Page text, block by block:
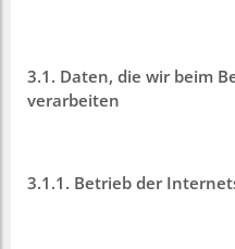
3.1. Daten, die wir beim
verarbeiten
3.1.1. Betrieb der